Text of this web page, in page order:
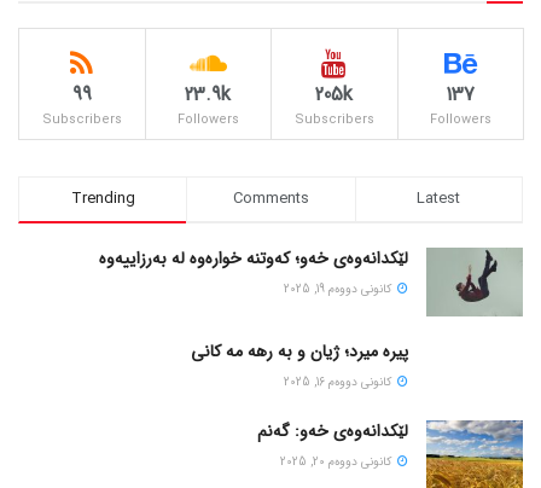
137
Followers
205k
Subscribers
23.9k
Followers
99
Subscribers
Trending Comments Latest
لێکدانەوەی خەو؛ کەوتنە خوارەوە لە بەرزاییەوە
كانونی دووه‌م 19, 2025
پیره میرد؛ ژیان و به رهه مه کانی
كانونی دووه‌م 16, 2025
لێکدانەوەی خەو: گەنم
كانونی دووه‌م 20, 2025